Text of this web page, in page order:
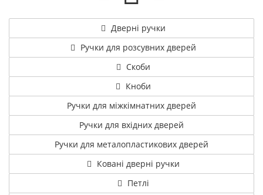
Дверні ручки
Ручки для розсувних дверей
Скоби
Кноби
Ручки для міжкімнатних дверей
Ручки для вхідних дверей
Ручки для металопластикових дверей
Ковані дверні ручки
Петлі